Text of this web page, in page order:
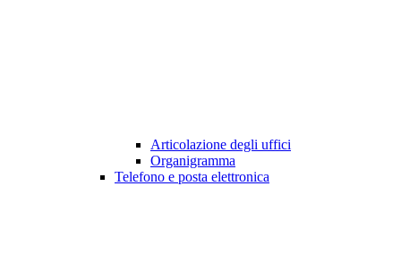
Articolazione degli uffici
Organigramma
Telefono e posta elettronica